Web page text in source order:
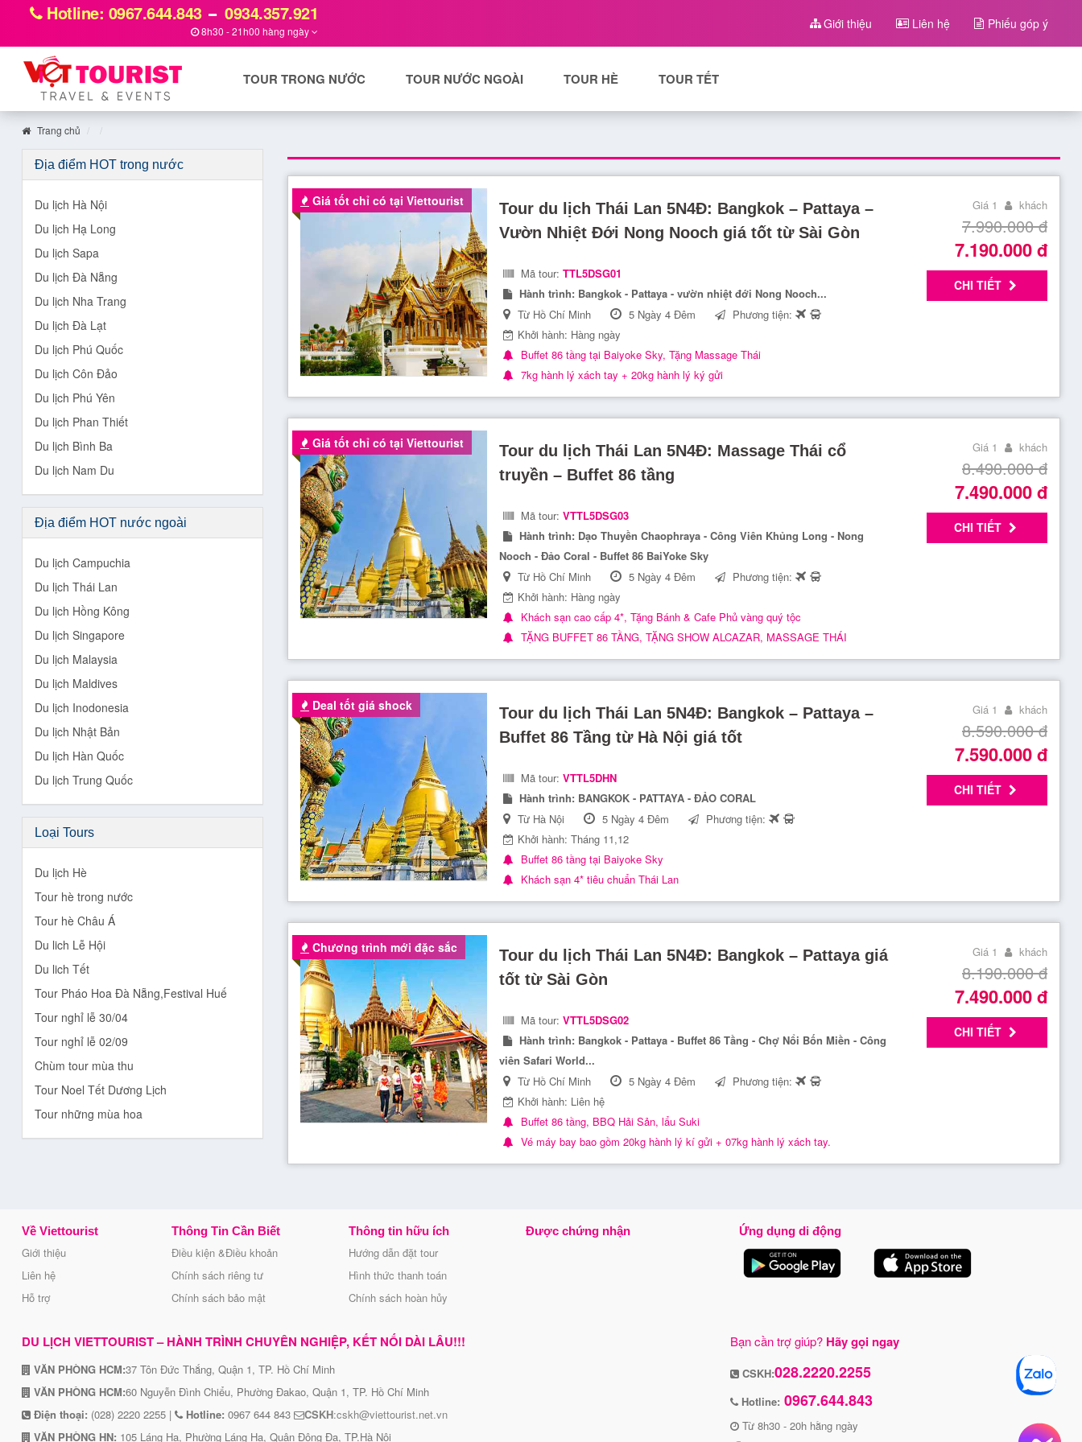
Hotline: 0967.644.843 0934.357.921
8h30 - 21h00 hàng ngày Giới thiệu Liên hệ Phiếu góp ý
TOUR TRONG NƯỚC TOUR NƯỚC NGOÀI TOUR HÈ TOUR TẾT
Trang chủ
Giá tốt chỉ có tại Viettourist
Tour du lịch Thái Lan 5N4Đ: Bangkok – Pattaya –
Vườn Nhiệt Đới Nong Nooch giá tốt từ Sài Gòn
Mã tour: TTL5DSG01
Hành trình: Bangkok - Pattaya - vườn nhiệt đới Nong Nooch...
Từ Hồ Chí Minh
5 Ngày 4 Đêm
Phương tiện:
Khởi hành: Hàng ngày
Buffet 86 tầng tại Baiyoke Sky, Tặng Massage Thái
7kg hành lý xách tay + 20kg hành lý ký gửi
Giá 1 khách
7.990.000đ
7.190.000đ
CHI TIẾT
Giá tốt chỉ có tại Viettourist
Tour du lịch Thái Lan 5N4Đ: Massage Thái cổ
truyền – Buffet 86 tầng
Mã tour: VTTL5DSG03
Hành trình: Dạo Thuyền Chaophraya - Công Viên Khủng Long - Nong
Nooch - Đảo Coral - Buffet 86 BaiYoke Sky
Từ Hồ Chí Minh
5 Ngày 4 Đêm
Phương tiện:
Khởi hành: Hàng ngày
Khách sạn cao cấp 4*, Tặng Bánh & Cafe Phủ vàng quý tộc
TẶNG BUFFET 86 TẦNG, TẶNG SHOW ALCAZAR, MASSAGE THÁI
Giá 1 khách
8.490.000đ
7.490.000đ
CHI TIẾT
Deal tốt giá shock
Tour du lịch Thái Lan 5N4Đ: Bangkok – Pattaya –
Buffet 86 Tầng từ Hà Nội giá tốt
Mã tour: VTTL5DHN
Hành trình: BANGKOK - PATTAYA - ĐẢO CORAL
Từ Hà Nội
5 Ngày 4 Đêm
Phương tiện:
Khởi hành: Tháng 11,12
Buffet 86 tầng tại Baiyoke Sky
Khách sạn 4* tiêu chuẩn Thái Lan
Giá 1 khách
8.590.000đ
7.590.000đ
CHI TIẾT
Chương trình mới đặc sắc
Tour du lịch Thái Lan 5N4Đ: Bangkok – Pattaya giá
tốt từ Sài Gòn
Mã tour: VTTL5DSG02
Hành trình: Bangkok - Pattaya - Buffet 86 Tầng - Chợ Nổi Bốn Miền - Công
viên Safari World...
Từ Hồ Chí Minh
5 Ngày 4 Đêm
Phương tiện:
Khởi hành: Liên hệ
Buffet 86 tầng, BBQ Hải Sản, lẩu Suki
Vé máy bay bao gồm 20kg hành lý kí gửi + 07kg hành lý xách tay.
Giá 1 khách
8.190.000đ
7.490.000đ
CHI TIẾT
Địa điểm HOT trong nước
Du lịch Hà Nội
Du lịch Hạ Long
Du lịch Sapa
Du lịch Đà Nẵng
Du lịch Nha Trang
Du lịch Đà Lạt
Du lịch Phú Quốc
Du lịch Côn Đảo
Du lịch Phú Yên
Du lịch Phan Thiết
Du lịch Bình Ba
Du lịch Nam Du
Địa điểm HOT nước ngoài
Du lịch Campuchia
Du lịch Thái Lan
Du lịch Hồng Kông
Du lịch Singapore
Du lịch Malaysia
Du lịch Maldives
Du lịch Inodonesia
Du lịch Nhật Bản
Du lịch Hàn Quốc
Du lịch Trung Quốc
Loại Tours
Du lịch Hè
Tour hè trong nước
Tour hè Châu Á
Du lich Lễ Hội
Du lich Tết
Tour Pháo Hoa Đà Nẵng,Festival Huế
Tour nghỉ lễ 30/04
Tour nghỉ lễ 02/09
Chùm tour mùa thu
Tour Noel Tết Dương Lịch
Tour những mùa hoa
Về Viettourist
Giới thiệu
Liên hệ
Hỗ trợ
Thông Tin Cần Biết
Điều kiện &Điều khoản
Chính sách riêng tư
Chính sách bảo mật
Thông tin hữu ích
Hướng dẫn đặt tour
Hình thức thanh toán
Chính sách hoàn hủy
Được chứng nhận Ứng dụng di động
Bạn cần trợ giúp? Hãy gọi ngay
CSKH:028.2220.2255
Hotline: 0967.644.843
Từ 8h30 - 20h hằng ngày
DU LỊCH VIETTOURIST – HÀNH TRÌNH CHUYÊN NGHIỆP, KẾT NỐI DÀI LÂU!!!
VĂN PHÒNG HCM:37 Tôn Đức Thắng, Quận 1, TP. Hồ Chí Minh
VĂN PHÒNG HCM:60 Nguyễn Đình Chiểu, Phường Đakao, Quận 1, TP. Hồ Chí Minh
Điện thoại: (028) 2220 2255 | Hotline: 0967 644 843 CSKH:cskh@viettourist.net.vn
VĂN PHÒNG HN: 105 Láng Hạ, Phường Láng Hạ, Quận Đông Đa, TP.Hà Nội